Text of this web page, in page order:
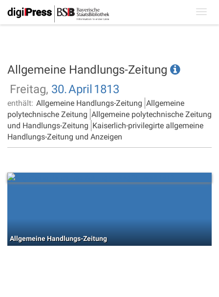
Allgemeine Handlungs-Zeitung
Freitag, 30.April 1813
enthält: Allgemeine Handlungs-Zeitung Allgemeine
polytechnische Zeitung Allgemeine polytechnische Zeitung
und Handlungs-Zeitung Kaiserlich-privilegirte allgemeine
Handlungs-Zeitung und Anzeigen
Allgemeine Handlungs-Zeitung